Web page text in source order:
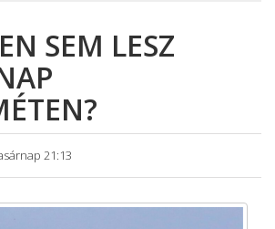
SEM LESZ
21:13